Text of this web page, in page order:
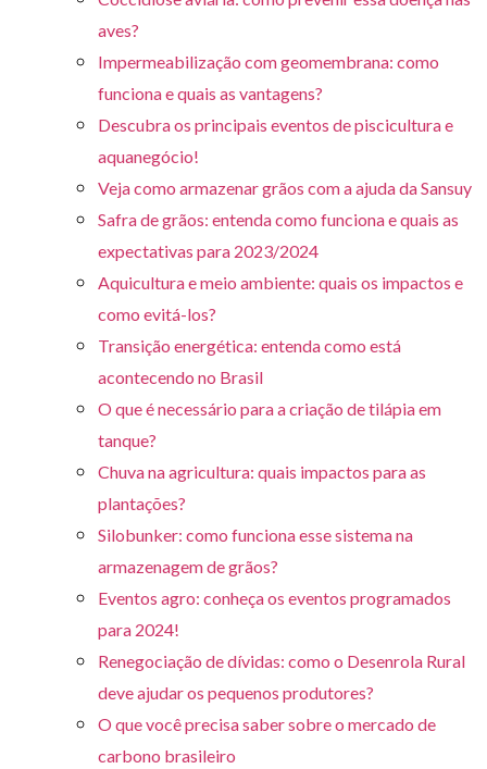
aves?
Impermeabilização com geomembrana: como
funciona e quais as vantagens?
Descubra os principais eventos de piscicultura e
aquanegócio!
Veja como armazenar grãos com a ajuda da Sansuy
Safra de grãos: entenda como funciona e quais as
expectativas para 2023/2024
Aquicultura e meio ambiente: quais os impactos e
como evitá-los?
Transição energética: entenda como está
acontecendo no Brasil
O que é necessário para a criação de tilápia em
tanque?
Chuva na agricultura: quais impactos para as
plantações?
Silobunker: como funciona esse sistema na
armazenagem de grãos?
Eventos agro: conheça os eventos programados
para 2024!
Renegociação de dívidas: como o Desenrola Rural
deve ajudar os pequenos produtores?
O que você precisa saber sobre o mercado de
carbono brasileiro